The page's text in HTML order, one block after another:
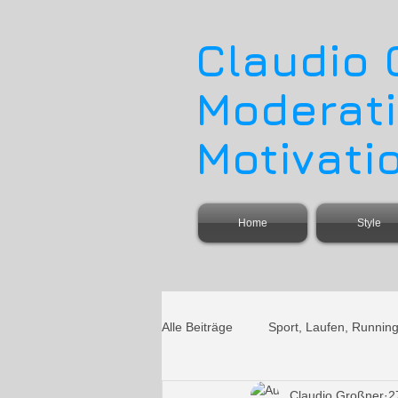
Claudio
Home Style
Alle Beiträge Sport, Laufen, Running
Claudio Großner